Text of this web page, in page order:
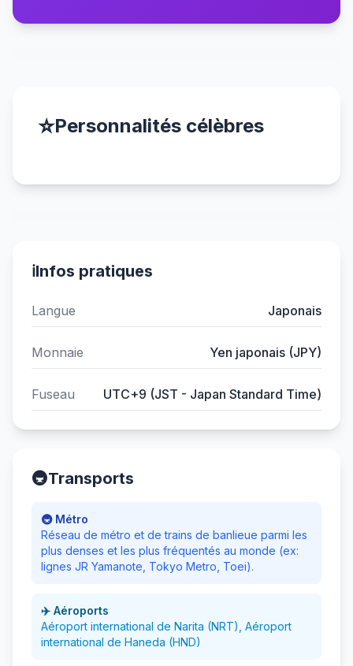
⭐Personnalités célèbres
ℹ️Infos pratiques
Langue Japonais
Monnaie Yen japonais (JPY)
Fuseau UTC+9 (JST - Japan Standard Time)
🚇Transports
🚇 Métro
Réseau de métro et de trains de banlieue parmi les
plus denses et les plus fréquentés au monde (ex:
lignes JR Yamanote, Tokyo Metro, Toei).
✈️ Aéroports
Aéroport international de Narita (NRT), Aéroport
international de Haneda (HND)